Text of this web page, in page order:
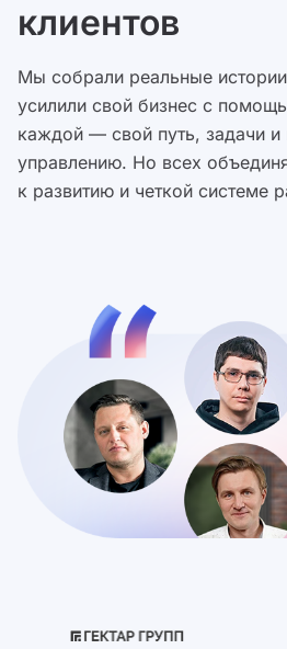
клиентов
Мы собрали реальные
усилили свой бизнес с
каждой — свой путь, задачи и
управлению. Но всех
к развитию и четкой системе